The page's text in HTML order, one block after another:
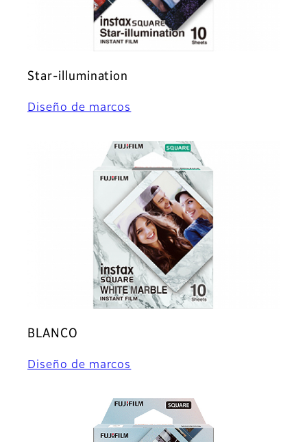
Star-illumination
Diseño de marcos
BLANCO
Diseño de marcos